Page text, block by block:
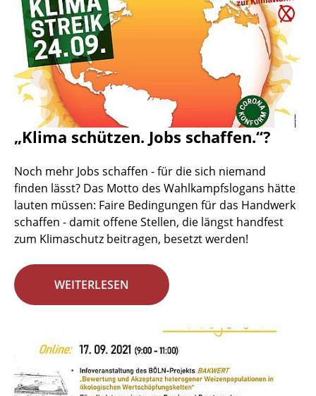
„Klima schützen. Jobs schaffen.“?
Noch mehr Jobs schaffen - für die sich niemand
finden lässt? Das Motto des Wahlkampfslogans hätte
lauten müssen: Faire Bedingungen für das Handwerk
schaffen - damit offene Stellen, die längst handfest
zum Klimaschutz beitragen, besetzt werden!
WEITERLESEN